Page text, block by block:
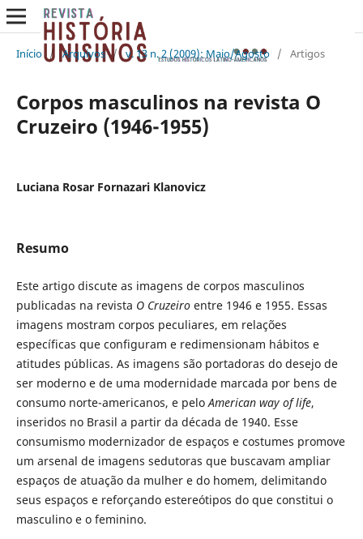
Início / Arquivos / v. 13 n. 2 (2009): Maio/Agosto / Artigos
Corpos masculinos na revista O
Cruzeiro (1946-1955)
Luciana Rosar Fornazari Klanovicz
Resumo
Este artigo discute as imagens de corpos masculinos
publicadas na revista O Cruzeiro entre 1946 e 1955. Essas
imagens mostram corpos peculiares, em relações
específicas que configuram e redimensionam hábitos e
atitudes públicas. As imagens são portadoras do desejo de
ser moderno e de uma modernidade marcada por bens de
consumo norte-americanos, e peloAmerican way of life,
inseridos no Brasil a partir da década de 1940. Esse
consumismo modernizador de espaços e costumes promove
um arsenal de imagens sedutoras que buscavam ampliar
espaços de atuação da mulher e do homem, delimitando
seus espaços e reforçando estereótipos do que constitui o
masculino e o feminino.